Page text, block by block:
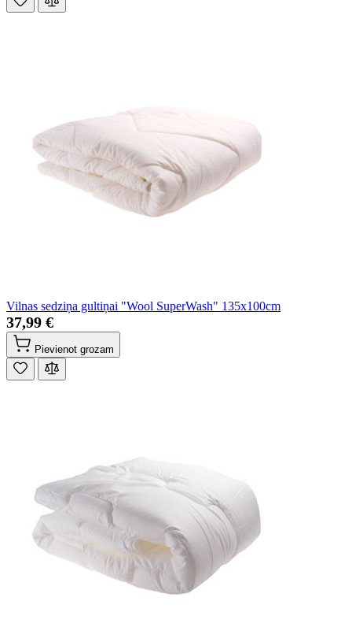
Vilnas sedziņa gultiņai "Wool SuperWash" 135x100cm
37,99 €
Pievienot grozam